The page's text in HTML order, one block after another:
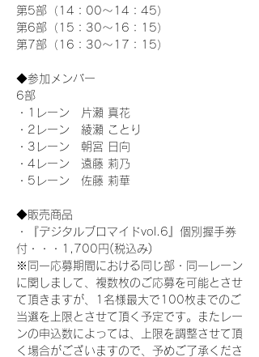
第5部（14：00～14：45）
第6部（15：30～16：15）
第7部（16：30～17：15）
◆参加メンバー
6部
・1レーン　片瀬 真花
・2レーン　綾瀬 ことり
・3レーン　朝宮 日向
・4レーン　遠藤 莉乃
・5レーン　佐藤 莉華
◆販売商品
・『デジタルブロマイドvol.6』個別握手券
付・・・1,700円(税込み)
※同一応募期間における同じ部・同一レーン
に関しまして、複数枚のご応募を可能とさせ
て頂きますが、1名様最大で100枚までのご
当選を上限とさせて頂く予定です。またレー
ンの申込数によっては、上限を調整させて頂
く場合がございますので、予めご了承くださ